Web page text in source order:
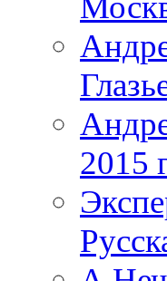
2015